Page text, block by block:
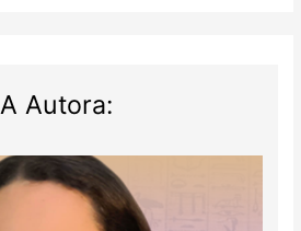
A Autora: